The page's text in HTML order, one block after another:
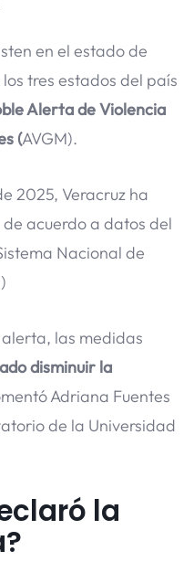
en el estado de
tres estados del país
Alerta de Violencia
(AVGM).
2025, Veracruz ha
de acuerdo a datos del
Nacional de
las medidas
disminuir la
Adriana Fuentes
de la Universidad
la